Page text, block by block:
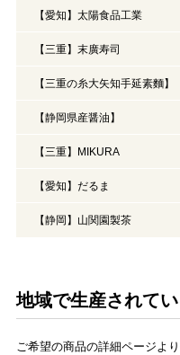
【愛知】太陽食品工業
【三重】末廣寿司
【三重の糸大矢知手延素麵】
【静岡県産醤油】
【三重】MIKURA
【愛知】だるま
【静岡】山関園製茶
地域で生産されて
ご希望の商品の詳細ページよ